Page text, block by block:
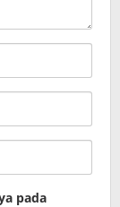
pada